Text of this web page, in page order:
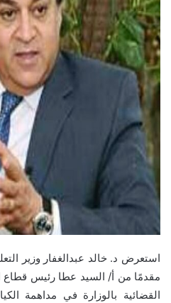
استعرض د. خالد عبدالغفار وزير
مقدمًا من أ/ السيد عطا رئيس قطاع
القضائية بالوزارة في مداهمة